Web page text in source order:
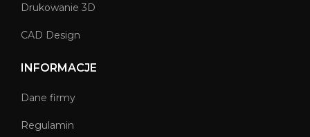
Drukowanie 3D
CAD Design
INFORMACJE
Dane firmy
Regulamin